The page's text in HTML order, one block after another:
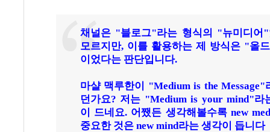
채널은 "블로그"라는 형식의 "뉴미디어"
모르지만, 이를 활용하는 제 방식은 "올
이었다는 판단입니다.
마샬 맥루한이 "Medium is the Message"
던가요? 저는 "Medium is your mind"라
이 드네요. 어쨌든 생각해볼수록 new
중요한 것은 new mind라는 생각이 듭니다